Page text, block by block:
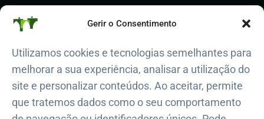
Gerir o Consentimento
Utilizamos cookies e tecnologias semelhantes para
melhorar a sua experiência, analisar a utilização do
site e personalizar conteúdos. Ao aceitar, permite
que tratemos dados como o seu comportamento
geral@jf-campolide.pt
Polícia de Seg. Pública
+351 217 654 242
Polícia Municipal de Lisboa